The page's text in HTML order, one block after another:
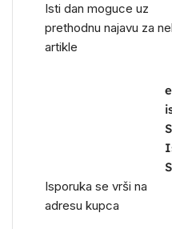
Isti dan moguce uz
prethodnu najavu za
artikle
Isporuka se vrši na
adresu kupca